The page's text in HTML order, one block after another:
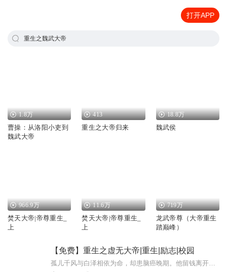
打开APP
重生之魏武大帝
1.8万
曹操：从洛阳小吏到
魏武大帝
413
重生之大帝归来
18.8万
魏武侯
966.9万
焚天大帝|帝尊重生_
上
11.6万
焚天大帝|帝尊重生_
上
719万
龙武帝尊（大帝重生
踏巅峰）
【免费】重生之虚无大帝|重生|励志|校园